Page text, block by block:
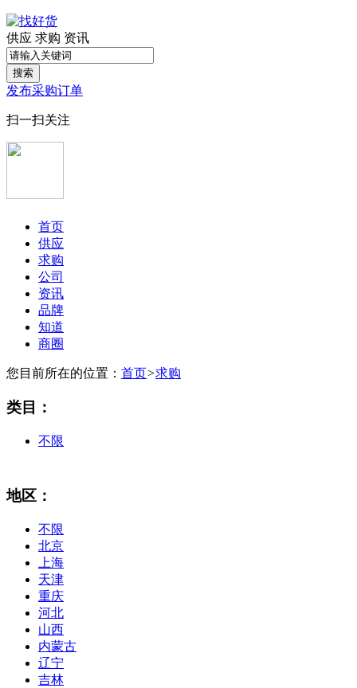
供应 求购 资讯
搜索
发布采购订单
扫一扫关注
首页
供应
求购
公司
资讯
品牌
知道
商圈
您目前所在的位置： 首页>求购
类目：
不限
地区：
不限
北京
上海
天津
重庆
河北
山西
内蒙古
辽宁
吉林